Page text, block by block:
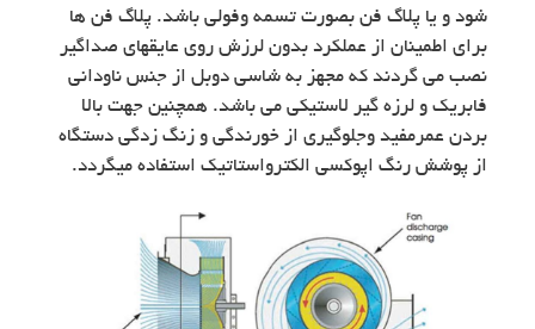
شود و یا پلاگ فن بصورت تسمه وفولی باشد. پلاگ فن ها
برای اطمینان از عملکرد بدون لرزش روی عایقهای صداگیر
نصب می گردند که مجهز به شاسی دوبل از جنس ناودانی
فابریک و لرزه گیر لاستیکی می باشد. همچنین جهت بالا
بردن عمرمفید وجلوگیری از خورندگی و زنگ زدگی دستگاه
از پوشش رنگ اپوکسی الکترواستاتیک استفاده میگردد.